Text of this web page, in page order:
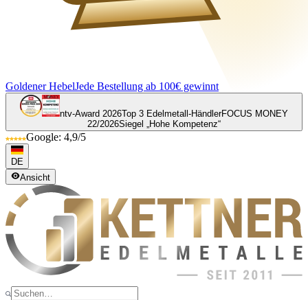
Goldener HebelJede Bestellung ab 100€ gewinnt
ntv-Award 2026Top 3 Edelmetall-HändlerFOCUS MONEY
22/2026Siegel „Hohe Kompetenz“
Google: 4,9/5
DE
Ansicht